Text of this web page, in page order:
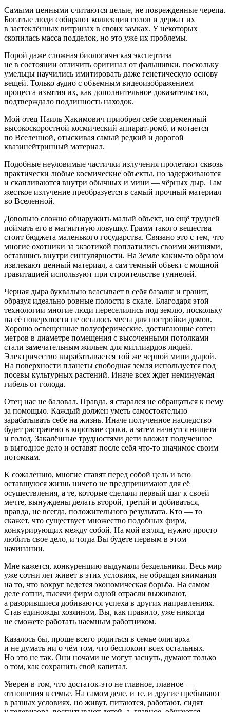
Самыми ценными считаются целые, не поврежденные черепа.
Богатые люди собирают коллекции голов и держат их
в застеклённых витринах в своих замках. У некоторых
скопилась масса подделок, но это уже их проблемы.
Порой даже сложная биологическая экспертиза
не в состоянии отличить оригинал от фальшивки, поскольку
умельцы научились имитировать даже генетическую основу
вещей. Только аудио с объемным видеоизображением
процесса изъятия их, как дополнительное доказательство,
подтверждало подлинность находок.
Мой отец Наиль Хакимович приобрел себе современный
высокоскоростной космический аппарат-ромб, и мотается
по Вселенной, отыскивая самый редкий и дорогой
квазинейтринный материал.
Подобные неуловимые частички излучения пролетают сквозь
практически любые космические объекты, но задерживаются
и скапливаются внутри обычных и мини — чёрных дыр. Там
жесткое излучение преобразуется в самый прочный материал
во Вселенной.
Довольно сложно обнаружить малый объект, но ещё трудней
поймать его в магнитную ловушку. Грамм такого вещества
стоит бюджета маленького государства. Связано это с тем, что
многие охотники за экзотикой поплатились своими жизнями,
оставшись внутри сингулярности. На Земле каким-то образом
извлекают ценный материал, а сам темный объект с мощной
гравитацией используют при строительстве туннелей.
Черная дыра буквально всасывает в себя базальт и гранит,
образуя идеально ровные полости в скале. Благодаря этой
технологии многие люди переселились под землю, поскольку
на её поверхности не осталось места для постройки домов.
Хорошо освещенные полусферические, достигающие сотен
метров в диаметре помещения с высоченными потолками
стали замечательным жильем для миллиардов людей.
Электричество вырабатывается той же черной мини дырой.
На поверхности планеты свободная земля используется под
посевы культурных растений. Иначе всех ждет неминуемая
гибель от голода.
Отец нас не баловал. Правда, я старался не обращаться к нему
за помощью. Каждый должен уметь самостоятельно
зарабатывать себе на жизнь. Иначе полученное наследство
будет растрачено в короткие сроки, а затем начнутся нищета
и голод. Закалённые трудностями дети вложат полученное
в выгодное дело и оставят после себя что-то значимое своим
потомкам.
К сожалению, многие ставят перед собой цель и всю
оставшуюся жизнь ничего не предпринимают для её
осуществления, а те, которые сделали первый шаг к своей
мечте, вынуждены делать второй, третий и добиваться,
правда, не всегда, положительного результата. Кто — то
скажет, что существует множество подобных фирм,
конкурирующих между собой. На мой взгляд, нужно просто
любить свое дело, и тогда Вы будете первым в этом
начинании.
Мне кажется, конкуренцию выдумали бездельники. Весь мир
уже сотни лет живет в этих условиях, не обращая внимания
на то, что вокруг ведется экономическая борьба. На самом
деле сотни, тысячи фирм одной отрасли выживают,
а разорившиеся добиваются успеха в других направлениях.
Став единожды хозяином, Вы, как правило, уже никогда
не сможете работать наемным работником.
Казалось бы, проще всего родиться в семье олигарха
и не думать ни о чём том, что беспокоит всех остальных.
Но это не так. Они ночами не могут заснуть, думают только
о том, как сохранить свой капитал.
Уверен в том, что достаток-это не главное, главное —
отношения в семье. На самом деле, и те, и другие пребывают
в разных условиях, но живут, питаются, работают, сидят